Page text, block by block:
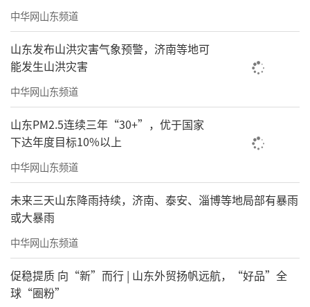
中华网山东频道
山东发布山洪灾害气象预警，济南等地可
能发生山洪灾害
中华网山东频道
山东PM2.5连续三年“30+”，优于国家
下达年度目标10%以上
中华网山东频道
未来三天山东降雨持续，济南、泰安、淄博等地局部有暴雨
或大暴雨
中华网山东频道
促稳提质 向“新”而行 | 山东外贸扬帆远航，“好品”全
球“圈粉”